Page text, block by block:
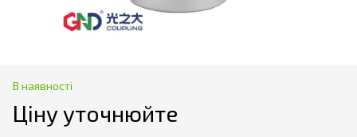
В наявності
Ціну уточнюйте